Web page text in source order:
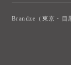
Brandze（東京・目